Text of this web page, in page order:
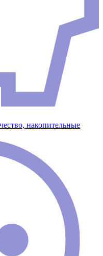
накопительные